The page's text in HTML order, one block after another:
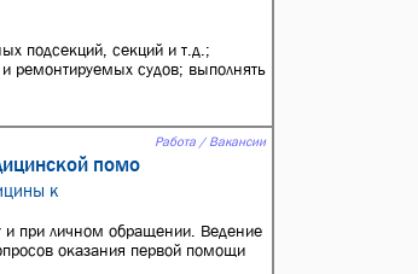
подсекций, секций и т.д.;
и ремонтируемых судов; выполнять
Работа / Вакансии
помо
к
при личном обращении. Ведение
оказания первой помощи